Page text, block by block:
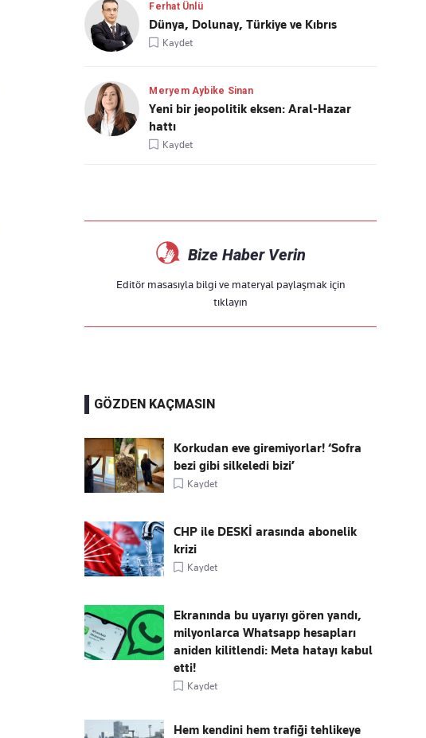
Ferhat Ünlü
Dünya, Dolunay, Türkiye ve Kıbrıs
Kaydet
Meryem Aybike Sinan
Yeni bir jeopolitik eksen: Aral-Hazar
hattı
Kaydet
Bize Haber Verin
Editör masasıyla bilgi ve materyal paylaşmak için
tıklayın
GÖZDEN KAÇMASIN
Korkudan eve giremiyorlar! ‘Sofra
bezi gibi silkeledi bizi’
Kaydet
CHP ile DESKİ arasında abonelik
krizi
Kaydet
Ekranında bu uyarıyı gören yandı,
milyonlarca Whatsapp hesapları
aniden kilitlendi: Meta hatayı kabul
etti!
Kaydet
Hem kendini hem trafiği tehlikeye